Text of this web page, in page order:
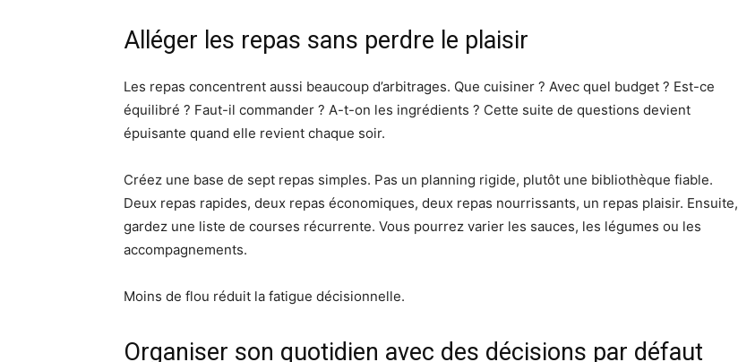
Alléger les repas sans perdre le plaisir
Les repas concentrent aussi beaucoup d’arbitrages. Que cuisiner ? Avec quel budget ? Est-ce
équilibré ? Faut-il commander ? A-t-on les ingrédients ? Cette suite de questions devient
épuisante quand elle revient chaque soir.
Créez une base de sept repas simples. Pas un planning rigide, plutôt une bibliothèque fiable.
Deux repas rapides, deux repas économiques, deux repas nourrissants, un repas plaisir. Ensuite,
gardez une liste de courses récurrente. Vous pourrez varier les sauces, les légumes ou les
accompagnements.
Moins de flou réduit la fatigue décisionnelle.
Organiser son quotidien avec des décisions par défaut